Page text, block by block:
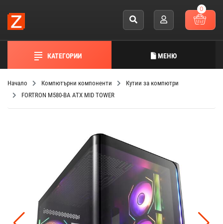
0
КАТЕГОРИИ МЕНЮ
Начало Компютърни компоненти
Кутии за компютри
FORTRON M580-BA ATX MID TOWER